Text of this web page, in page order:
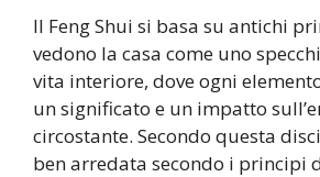
Il Feng Shui si basa su antichi
vedono la casa come uno
vita interiore, dove ogni
un significato e un impatto
circostante. Secondo questa
ben arredata secondo i principi